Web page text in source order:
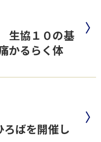
生協１０の基
かるらく体
ばを開催し